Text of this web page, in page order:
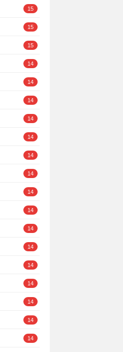
15
15
15
14
14
14
14
14
14
14
14
14
14
14
14
14
14
14
14